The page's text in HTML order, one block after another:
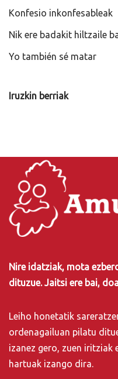
Konfesio inkonfesableak
Nik ere badakit hiltzaile
Yo también sé matar
Iruzkin berriak
Nire idatziak, mota
dituzue. Jaitsi ere bai,
Leiho honetatik
ordenagailuan pilatu
izanez gero, zuen iritziak
hartuak izango dira.